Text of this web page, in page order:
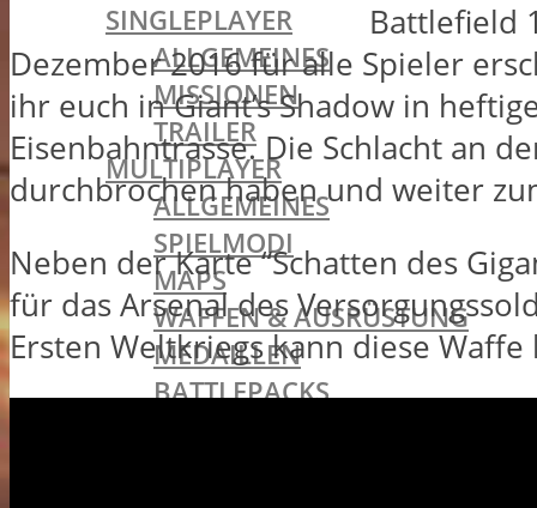
SINGLEPLAYER
ALLGEMEINES
MISSIONEN
TRAILER
MULTIPLAYER
ALLGEMEINES
SPIELMODI
MAPS
WAFFEN & AUSRÜSTUNG
MEDAILLEN
BATTLEPACKS
Battlefield
Dezember 2016 für alle Spieler
ihr euch in Giant’s Shadow in
Eisenbahntrasse. Die Schlacht an
durchbrochen haben und weiter
Neben der Karte “Schatten des
für das Arsenal des
Ersten Weltkriegs kann diese